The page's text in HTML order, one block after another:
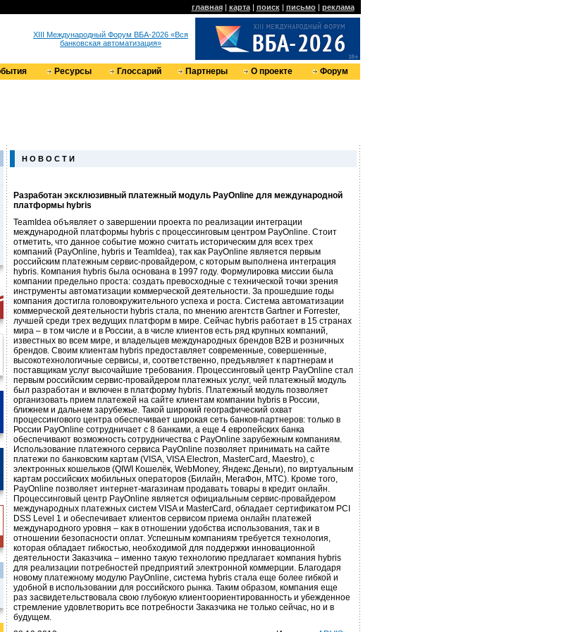
главная| карта| поиск| письмо| реклама
XIII Международный Форум ВБА-2026 «Вся
банковская автоматизация»
Ресурсы Глоссарий Партнеры О проекте Форум
Н О В О С Т И
Разработан эксклюзивный платежный модуль PayOnline для международной
платформы hybris
TeamIdea объявляет о завершении проекта по реализации интеграции
международной платформы hybris с процессинговым центром PayOnline. Стоит
отметить, что данное событие можно считать историческим для всех трех
компаний (PayOnline, hybris и TeamIdea), так как PayOnline является первым
российским платежным сервис-провайдером, с которым выполнена интеграция
hybris. Компания hybris была основана в 1997 году. Формулировка миссии была
компании предельно проста: создать превосходные с технической точки зрения
инструменты автоматизации коммерческой деятельности. За прошедшие годы
компания достигла головокружительного успеха и роста. Система автоматизации
коммерческой деятельности hybris стала, по мнению агентств Gartner и Forrester,
лучшей среди трех ведущих платформ в мире. Сейчас hybris работает в 15 странах
мира – в том числе и в России, а в числе клиентов есть ряд крупных компаний,
известных во всем мире, и владельцев международных брендов B2B и розничных
брендов. Своим клиентам hybris предоставляет современные, совершенные,
высокотехнологичные сервисы, и, соответственно, предъявляет к партнерам и
поставщикам услуг высочайшие требования. Процессинговый центр PayOnline стал
первым российским сервис-провайдером платежных услуг, чей платежный модуль
был разработан и включен в платформу hybris. Платежный модуль позволяет
организовать прием платежей на сайте клиентам компании hybris в России,
ближнем и дальнем зарубежье. Такой широкий географический охват
процессингового центра обеспечивает широкая сеть банков-партнеров: только в
России PayOnline сотрудничает с 8 банками, а еще 4 европейских банка
обеспечивают возможность сотрудничества с PayOnline зарубежным компаниям.
Использование платежного сервиса PayOnline позволяет принимать на сайте
платежи по банковским картам (VISA, VISA Electron, MasterCard, Maestro), с
электронных кошельков (QIWI Кошелёк, WebMoney, Яндекс.Деньги), по виртуальным
картам российских мобильных операторов (Билайн, МегаФон, МТС). Кроме того,
PayOnline позволяет интернет-магазинам продавать товары в кредит онлайн.
Процессинговый центр PayOnline является официальным сервис-провайдером
международных платежных систем VISA и MasterCard, обладает сертификатом PCI
DSS Level 1 и обеспечивает клиентов сервисом приема онлайн платежей
международного уровня – как в отношении удобства использования, так и в
отношении безопасности оплат. Успешным компаниям требуется технология,
которая обладает гибкостью, необходимой для поддержки инновационной
деятельности Заказчика – именно такую технологию предлагает компания hybris
для реализации потребностей предприятий электронной коммерции. Благодаря
новому платежному модулю PayOnline, система hybris стала еще более гибкой и
удобной в использовании для российского рынка. Таким образом, компания еще
раз засвидетельствовала свою глубокую клиентоориентированность и убежденное
стремление удовлетворить все потребности Заказчика не только сейчас, но и в
будущем.